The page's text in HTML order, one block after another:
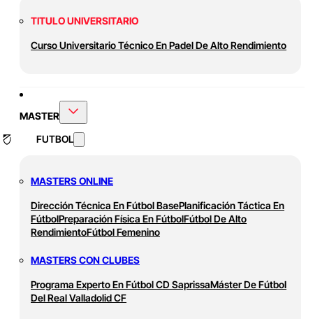
TITULO UNIVERSITARIO
Curso Universitario Técnico En Padel De Alto Rendimiento
MASTER
FUTBOL
MASTERS ONLINE
Dirección Técnica En Fútbol BasePlanificación Táctica En
FútbolPreparación Física En FútbolFútbol De Alto
RendimientoFútbol Femenino
MASTERS CON CLUBES
Programa Experto En Fútbol CD SaprissaMáster De Fútbol
Del Real Valladolid CF